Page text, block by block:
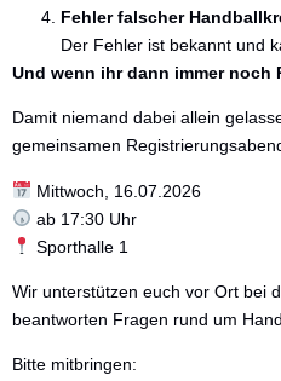
Fehler falscher
Der Fehler ist bekannt und
Und wenn ihr dann immer noch
Damit niemand dabei allein
gemeinsamen
Mittwoch, 16.07.2026
ab 17:30 Uhr
Sporthalle 1
Wir unterstützen euch vor Ort bei
beantworten Fragen rund um
Bitte mitbringen: